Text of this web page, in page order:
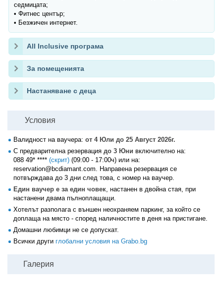
седмицата;
• Фитнес център;
• Безжичен интернет.
All Inclusive програма
За помещенията
Настаняване с деца
Условия
Валидност на ваучера: от 4 Юли до 25 Август 2026г.
С предварителна резервация до 3 Юни включително на:
088 49* **** (скрит) (09:00 - 17:00ч) или на:
reservation@bcdiamant.com. Направена резервация се
потвърждава до 3 дни след това, с номер на ваучер.
Един ваучер е за един човек, настанен в двойна стая, при
настанени двама пълноплащащи.
Хотелът разполага с външен неохраняем паркинг, за който се
доплаща на място - според наличностите в деня на пристигане.
Домашни любимци не се допускат.
Всички други глобални условия на Grabo.bg
Галерия